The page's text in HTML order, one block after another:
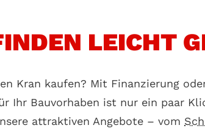
LEICHT
Kran kaufen? Mit Finanzierung
Ihr Bauvorhaben ist nur ein paar
attraktiven Angebote – vom